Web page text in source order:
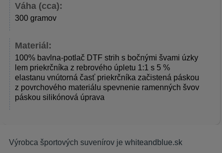
Váha (cca):
300 gramov
Materiál:
100% bavlna-potlač DTF strih s bočnými švami úzky
lem priekrčníka z rebrového úpletu 1:1 s 5 %
elastanu vnútorná časť priekrčníka začistená páskou
z povrchového materiálu spevnenie ramenných švov
páskou silikónová úprava
Výrobca športových suvenírov je whiteandblue.sk